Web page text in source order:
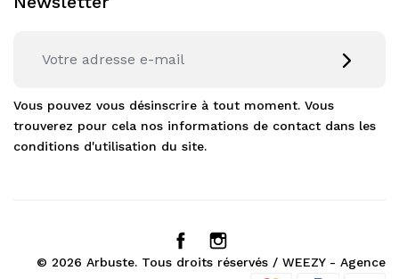
Vous pouvez vous désinscrire à tout moment. Vous
trouverez pour cela nos informations de contact dans les
conditions d'utilisation du site.
© 2026 Arbuste. Tous droits réservés / WEEZY - Agence